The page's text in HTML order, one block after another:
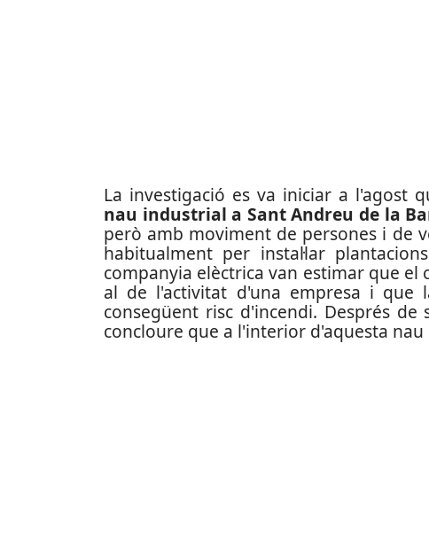
La investigació es va iniciar a l'agost
nau industrial a Sant Andreu de la
però amb moviment de persones i de
habitualment per instal·lar
companyia elèctrica van estimar que
al de l'activitat d'una empresa i que
consegüent risc d'incendi. Després de
concloure que a l'interior d'aquesta